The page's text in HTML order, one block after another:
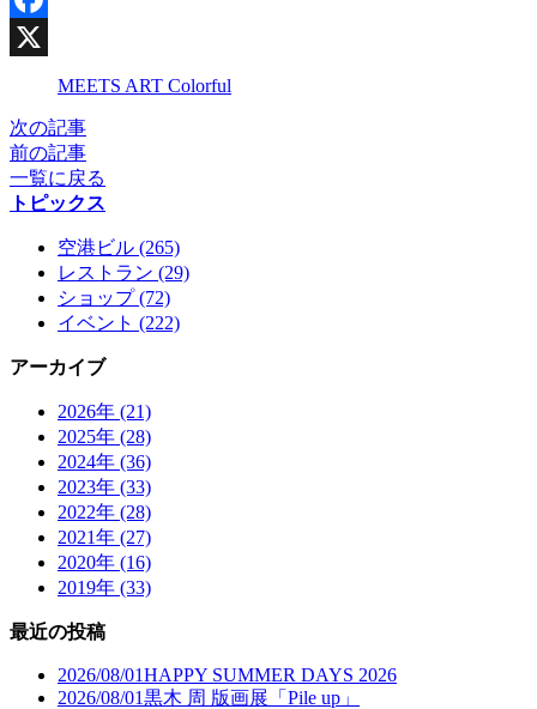
Facebook
MEETS ART Colorful
次の記事
前の記事
一覧に戻る
トピックス
空港ビル (265)
レストラン (29)
ショップ (72)
イベント (222)
アーカイブ
2026年 (21)
2025年 (28)
2024年 (36)
2023年 (33)
2022年 (28)
2021年 (27)
2020年 (16)
2019年 (33)
最近の投稿
2026/08/01HAPPY SUMMER DAYS 2026
2026/08/01黒木 周 版画展「Pile up」